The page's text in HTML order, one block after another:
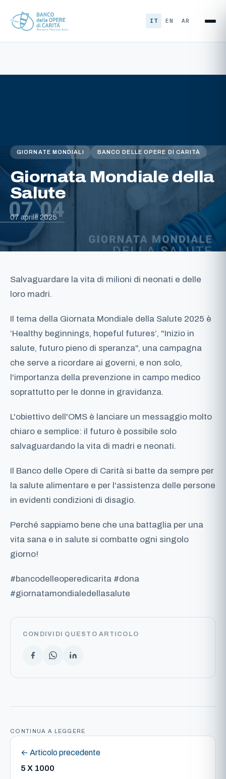
IT EN AR
GIORNATE MONDIALI BANCO DELLE OPERE DI CARITÀ
Giornata Mondiale della
Salute
07 aprile 2025
Salvaguardare la vita di milioni di neonati e delle
loro madri.
Il tema della Giornata Mondiale della Salute 2025 è
‘Healthy beginnings, hopeful futures’, "Inizio in
salute, futuro pieno di speranza", una campagna
che serve a ricordare ai governi, e non solo,
l'importanza della prevenzione in campo medico
soprattutto per le donne in gravidanza.
L'obiettivo dell'OMS è lanciare un messaggio molto
chiaro e semplice: il futuro è possibile solo
salvaguardando la vita di madri e neonati.
Il Banco delle Opere di Carità si batte da sempre per
la salute alimentare e per l'assistenza delle persone
in evidenti condizioni di disagio.
Perché sappiamo bene che una battaglia per una
vita sana e in salute si combatte ogni singolo
giorno!
#bancodelleoperedicarita #dona
#giornatamondialedellasalute
CONDIVIDI QUESTO ARTICOLO
CONTINUA A LEGGERE
← Articolo precedente
5 X 1000